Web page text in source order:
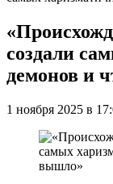
создали
демонов и
1 ноября 2025 в